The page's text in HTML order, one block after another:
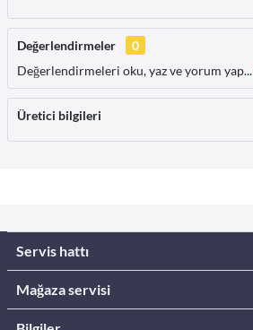
Değerlendirmeler
0
Değerlendirmeleri oku, yaz ve yorum yap...
Üretici bilgileri
Servis hattı
Mağaza servisi